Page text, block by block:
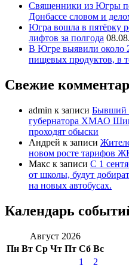
Священники из Югры
Донбассе словом и
Югра вошла в пятёрку
лифтов за полгода
В Югре выявили около
пищевых продуктов, в
Свежие
admin к записи Бывший
губернатора ХМАО
проходят обыски
Андрей к записи
новом росте тарифов
Макс к записи С 1
от школы, будут
на новых автобусах.
Календарь
Август 2026
Пн Вт Ср Чт Пт Сб Вс
1
2